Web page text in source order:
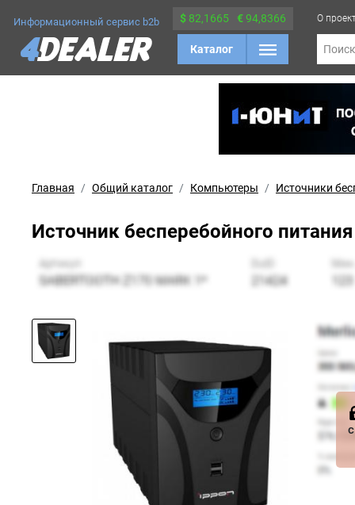
Информационный сервис b2b $ 82,1665 €94,8366
Каталог
О
Поиск
Главная Общий каталог Компьютеры Источники
Источник бесперебойного